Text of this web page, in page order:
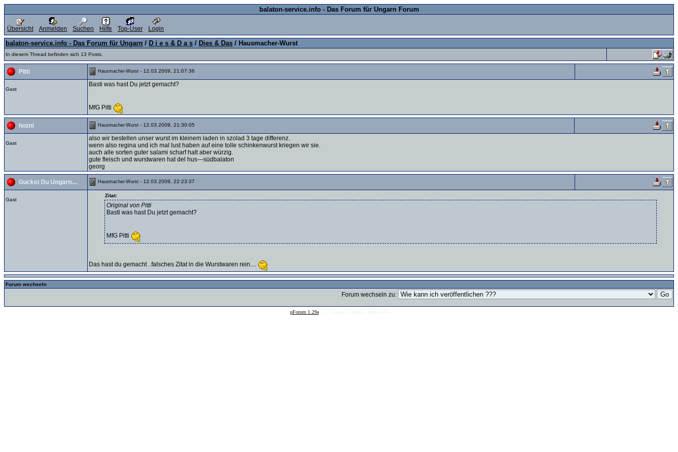
balaton-service.info - Das Forum für Ungarn Forum
Übersicht Anmelden Suchen Hilfe Top-User Login
balaton-service.info - Das Forum für Ungarn / D i e s & D a s / Dies & Das / Hausmacher-Wurst
In diesem Thread befinden sich 13 Posts.
Pitti Hausmacher-Wurst - 12.03.2009, 21:07:36
Gast
Basti was hast Du jetzt gemacht?
MfG Pitti
hozni Hausmacher-Wurst - 12.03.2009, 21:30:05
Gast
also wir bestellen unser wurst im kleinem laden in szolad 3 tage differenz.
wenn also regina und ich mal lust haben auf eine tolle schinkenwurst kriegen wir sie.
auch alle sorten guter salami scharf halt aber würzig.
gute fleisch und wurstwaren hat del hus---südbalaton
georg
Guckst Du Ungarn.... Hausmacher-Wurst - 12.03.2009, 22:23:37
Gast
Zitat:
Original von Pitti
Basti was hast Du jetzt gemacht?
MfG Pitti
Das hast du gemacht ..falsches Zitat in die Wurstwaren rein....
Forum wechseln
Forum wechseln zu:
pForum 1.29a/ © Thomas Ehrhardt, 2000-2006 --